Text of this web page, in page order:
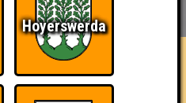
ÜBER UNS
Hoyerswerda